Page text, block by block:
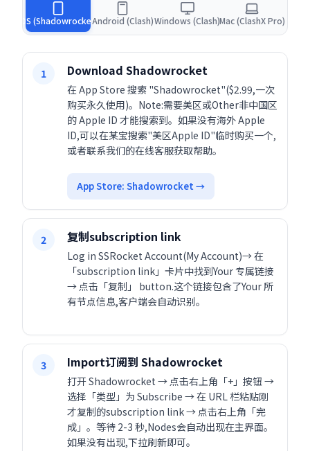
iOS (Shadowrocket)Android (Clash)Windows (Clash)Mac (ClashX Pro)
1 Download Shadowrocket
在 App Store 搜索 "Shadowrocket"($2.99,一次
购买永久使用)。Note:需要美区或Other非中国区
的 Apple ID 才能搜索到。如果没有海外 Apple
ID,可以在某宝搜索"美区Apple ID"临时购买一个,
或者联系我们的在线客服获取帮助。
App Store: Shadowrocket →
2 复制subscription link
Log in SSRocket Account(My Account)→ 在
「subscription link」卡片中找到Your 专属链接
→ 点击「复制」 button.这个链接包含了Your 所
有节点信息,客户端会自动识别。
3 Import订阅到 Shadowrocket
打开 Shadowrocket → 点击右上角「+」按钮 →
选择「类型」为 Subscribe → 在 URL 栏粘贴刚
才复制的subscription link → 点击右上角「完
成」。等待 2-3 秒,Nodes会自动出现在主界面。
如果没有出现,下拉刷新即可。